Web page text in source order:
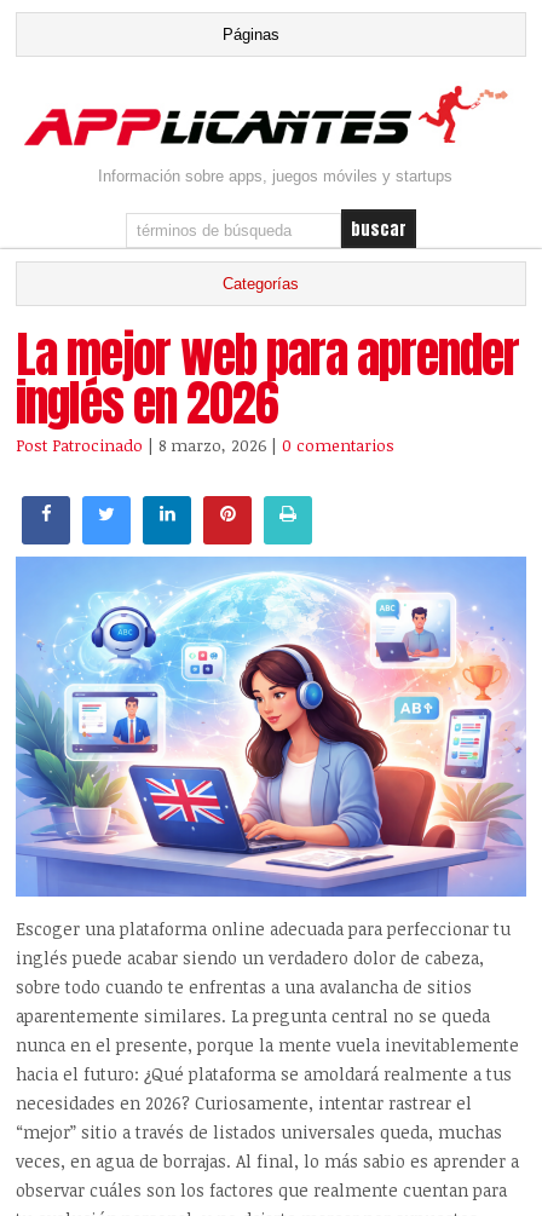
Información sobre apps, juegos móviles y startups
La mejor web para aprender
inglés en 2026
Post Patrocinado | 8 marzo, 2026 |0 comentarios
Escoger una plataforma online adecuada para perfeccionar tu
inglés puede acabar siendo un verdadero dolor de cabeza,
sobre todo cuando te enfrentas a una avalancha de sitios
aparentemente similares. La pregunta central no se queda
nunca en el presente, porque la mente vuela inevitablemente
hacia el futuro: ¿Qué plataforma se amoldará realmente a tus
necesidades en 2026? Curiosamente, intentar rastrear el
“mejor” sitio a través de listados universales queda, muchas
veces, en agua de borrajas. Al final, lo más sabio es aprender a
observar cuáles son los factores que realmente cuentan para